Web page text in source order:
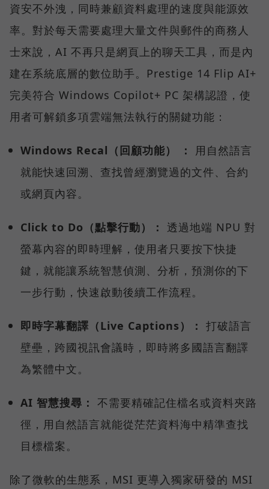
資安不外洩，同時兼顧資料處理的速度與能源效
率。對於每天需要處理大量文件與郵件的商務人
士來說，AI 不再只是網頁上的聊天工具，而是內
建在系統底層的數位助手。Prestige 14 Flip AI+
完美符合 Windows Copilot+ PC 架構認證，使
用者可解鎖多項雲端無法執行的關鍵功能：
Windows Recal（回顧功能） ：
用自然語言
就能快速回溯、查找曾經瀏覽過的文件、合約
或網頁內容。
Click to Do（點擊行動）： 透過地端 NPU 對
螢幕內容的即時理解，使用者只要按下快捷
鍵，就能讓系統智慧偵測、分析，預測你的下
一步行動，快速啟動後續工作流程。
即時字幕翻譯（Live Captions）： 打破語言
壁壘，跨國視訊會議時，即時將多國語言翻譯
為繁體中文。
AI 智慧搜尋： 不需要精確記住檔名或資料夾路
徑，用自然語言就能從茫茫資料海中精準查找
目標檔案。
除了微軟的生態系，MSI 更導入獨家研發的 MSI